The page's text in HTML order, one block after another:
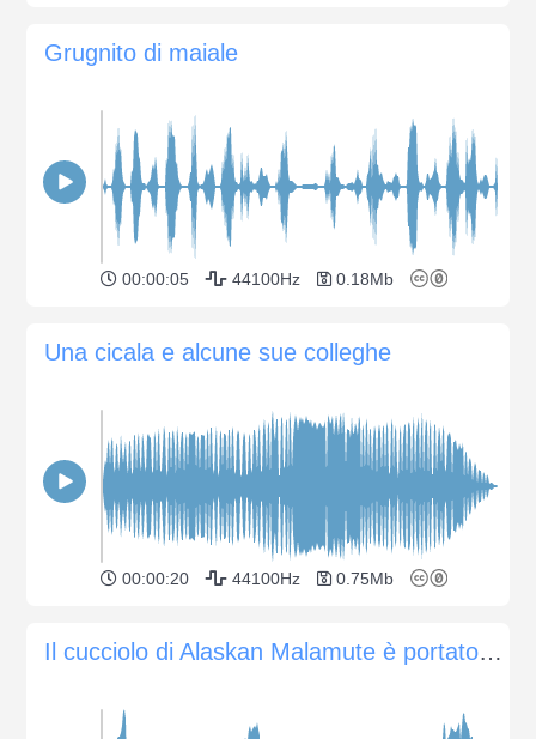
Grugnito di maiale
00:00:05 44100Hz 0.18Mb
Una cicala e alcune sue colleghe
00:00:20 44100Hz 0.75Mb
Il cucciolo di Alaskan Malamute è portato a gemere al mattino